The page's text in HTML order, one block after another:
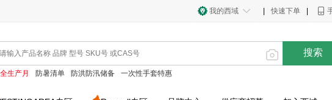
快速下单
我的西域
搜索
生产月 防暑清单 防洪防汛储备 一次性手套特惠